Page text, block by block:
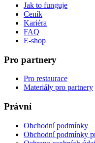
Jak to funguje
Ceník
Kariéra
FAQ
E-shop
Pro partnery
Pro restaurace
Materiály pro partnery
Právní
Obchodní podmínky
Obchodní podmínky